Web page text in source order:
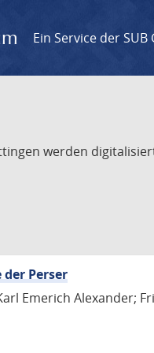
Ein Service der
werden
Perser
Emerich Alexander;